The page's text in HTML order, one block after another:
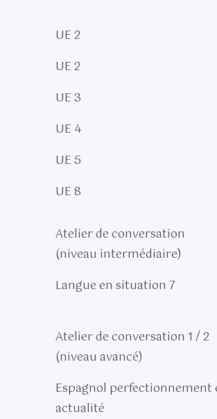
UE 2
UE 2
UE 3
UE 4
UE 5
UE 8
Atelier de conversation
(niveau intermédiaire)
Langue en situation 7
Atelier de conversation 1 / 2
(niveau avancé)
Espagnol perfectionnement
actualité